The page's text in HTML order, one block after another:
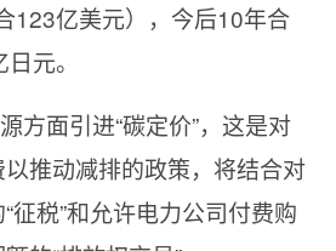
123亿美元），今后10年合
元。
方面引进“碳定价”，这是对
推动减排的政策，将结合对
征税”和允许电力公司付费购